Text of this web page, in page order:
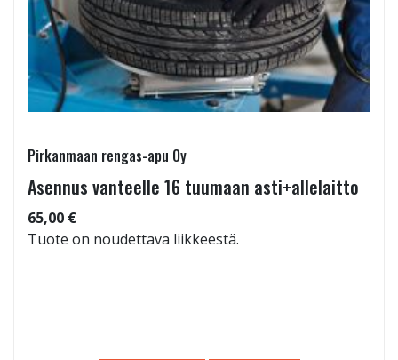
Pirkanmaan rengas-apu Oy
Asennus vanteelle 16 tuumaan asti+allelaitto
65,00 €
Tuote on noudettava liikkeestä.